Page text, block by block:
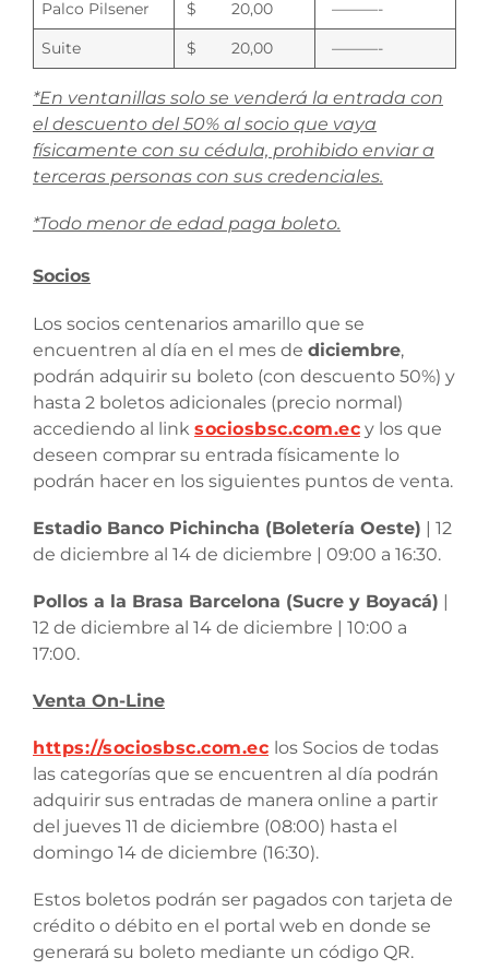
Palco Pilsener
$ 20,00
———-
Suite
$ 20,00 ———-
*En ventanillas solo se venderá la entrada con
el descuento del 50% al socio que vaya
físicamente con su cédula, prohibido enviar a
terceras personas con sus credenciales.
*Todo menor de edad paga boleto.
Socios
Los socios centenarios amarillo que se
encuentren al día en el mes de diciembre,
podrán adquirir su boleto (con descuento 50%) y
hasta 2 boletos adicionales (precio normal)
accediendo al link sociosbsc.com.ec y los que
deseen comprar su entrada físicamente lo
podrán hacer en los siguientes puntos de venta.
Estadio Banco Pichincha (Boletería Oeste) | 12
de diciembre al 14 de diciembre | 09:00 a 16:30.
Pollos a la Brasa Barcelona (Sucre y Boyacá) |
12 de diciembre al 14 de diciembre | 10:00 a
17:00.
Venta On-Line
https://sociosbsc.com.ec los Socios de todas
las categorías que se encuentren al día podrán
adquirir sus entradas de manera online a partir
del jueves 11 de diciembre (08:00) hasta el
domingo 14 de diciembre (16:30).
Estos boletos podrán ser pagados con tarjeta de
crédito o débito en el portal web en donde se
generará su boleto mediante un código QR.